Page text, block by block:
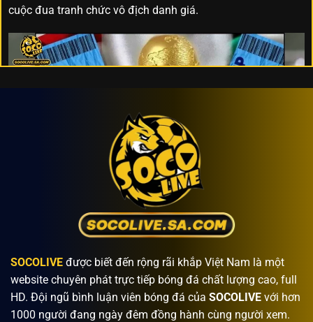
cuộc đua tranh chức vô địch danh giá.
Tóm tắt vài nét về World Cup 2026
Thể thức thi đấu World Cup 2026 có điểm gì
Giới chuyên môn quốc tế đánh giá WC năm nay sẽ có sự
điều chỉnh đáng kể trong cách tổ chức và phân chia các
vòng. FIFA hướng tới việc mở rộng quy mô nhằm tạo ra môi
SOCOLIVE được biết đến rộng rãi khắp Việt Nam là một
website chuyên phát trực tiếp bóng đá chất lượng cao, full
HD. Đội ngũ bình luận viên bóng đá của SOCOLIVE với hơn
1000 người đang ngày đêm đồng hành cùng người xem.